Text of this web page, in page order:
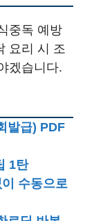
중독 예방
요리 시 조
겠습니다.
발급) PDF
1탄
수동으로